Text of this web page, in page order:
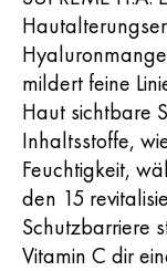
mildert feine
Haut sichtbare
Inhaltsstoffe,
Feuchtigkeit,
den 15
Schutzbarriere
Vitamin C dir